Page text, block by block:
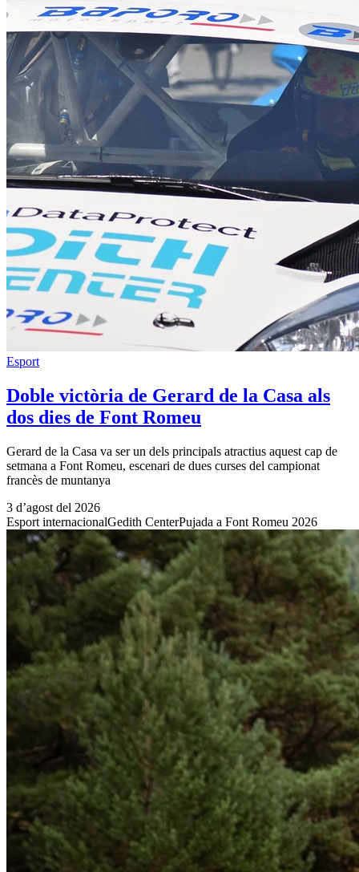
Esport
Doble victòria de Gerard de la Casa als
dos dies de Font Romeu
Gerard de la Casa va ser un dels principals atractius aquest cap de
setmana a Font Romeu, escenari de dues curses del campionat
francès de muntanya
3 d’agost del 2026
Esport internacionalGedith CenterPujada a Font Romeu 2026